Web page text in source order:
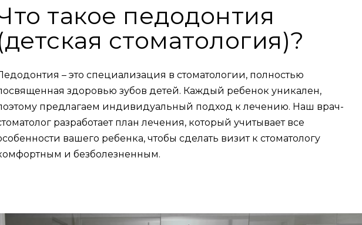
такое педодонтия
стоматология)?
– это специализация в стоматологии, полностью
здоровью зубов детей. Каждый ребенок уникален,
предлагаем индивидуальный подход к лечению. Наш врач-
разработает план лечения, который учитывает все
вашего ребенка, чтобы сделать визит к стоматологу
и безболезненным.